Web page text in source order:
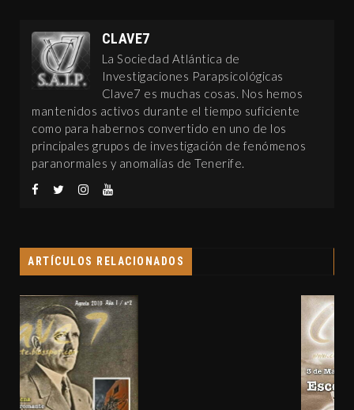
CLAVE7
La Sociedad Atlántica de
Investigaciones Parapsicológicas
Clave7 es muchas cosas. Nos hemos
mantenidos activos durante el tiempo suficiente
como para habernos convertido en uno de los
principales grupos de investigación de fenómenos
paranormales y anomalías de Tenerife.
ARTÍCULOS RELACIONADOS